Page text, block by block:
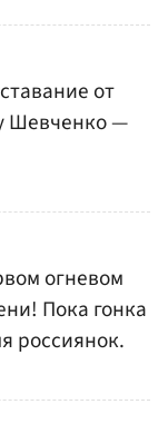
от
Шевченко —
огневом
Пока гонка
россиянок.